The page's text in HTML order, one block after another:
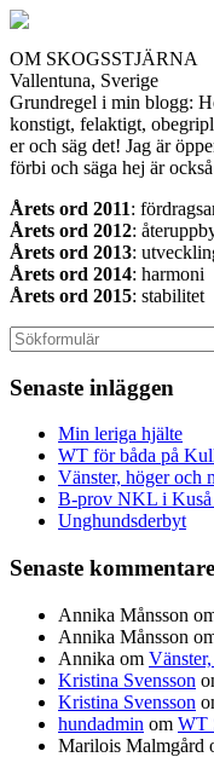
OM SKOGSSTJÄRNA
Vallentuna, Sverige
Grundregel i min blogg:
konstigt, felaktigt,
er och säg det! Jag är
förbi och säga hej är
Årets ord 2011:
Årets ord 2012:
Årets ord 2013:
Årets ord 2014: harmoni
Årets ord 2015: stabilitet
Senaste inläggen
Min leriga hjälte
WT för båda på
Vänster, höger och
B-prov NKL i Kuså
Unghundsderbyt
Senaste
Annika Månsson
Annika Månsson
Annika om
Kristina Svensson
Kristina Svensson
hundadmin om WT
Marilois Malmgård